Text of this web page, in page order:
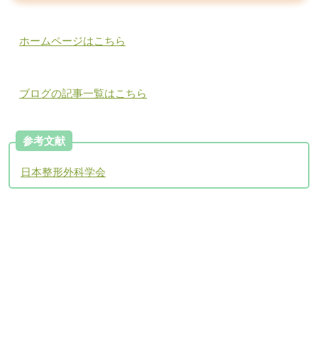
ホームページはこちら
ブログの記事一覧はこちら
参考文献
日本整形外科学会